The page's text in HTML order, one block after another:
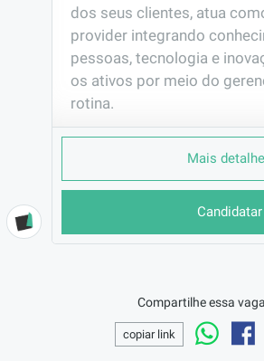
dos seus clientes, atua
provider integrando
pessoas, tecnologia e
os ativos por meio do
rotina.
PORQUE TRABALHAR AQUI
Empresa genuinamente
anos de atuação, empresa
de prestação de serviços
negócios de forma
EMPRESA
Candidatar
Mais
Compartilhe essa
copiar link